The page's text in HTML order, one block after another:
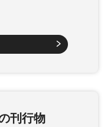
刊行物